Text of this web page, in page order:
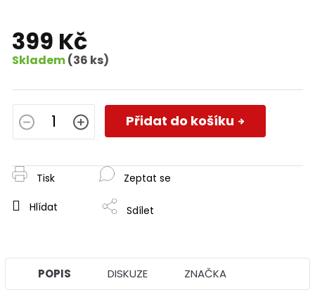
399 Kč
Skladem(36 ks)
Měrná
cena:
Přidat do košíku
Tisk Zeptat se
Hlídat Sdílet
POPIS DISKUZE ZNAČKA